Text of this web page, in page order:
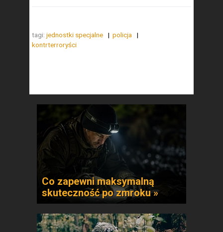
tagi: jednostki specjalne
policja
kontrterroryści
Co zapewni maksymalną
skuteczność po zmroku »